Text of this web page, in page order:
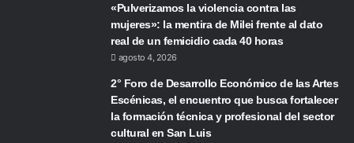
«Pulverizamos la violencia contra las
mujeres»: la mentira de Milei frente al dato
real de un femicidio cada 40 horas
agosto 4, 2026
2° Foro de Desarrollo Económico de las Artes
Escénicas, el encuentro que busca fortalecer
la formación técnica y profesional del sector
cultural en San Luis